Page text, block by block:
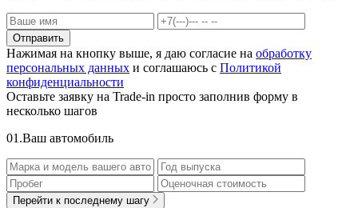
Отправить
Нажимая на кнопку выше, я даю согласие на обработку
персональных данных и соглашаюсь с Политикой
конфиденциальности
Оставьте заявку на Trade-in просто заполнив форму в
несколько шагов
01.Ваш автомобиль
Перейти к последнему шагу